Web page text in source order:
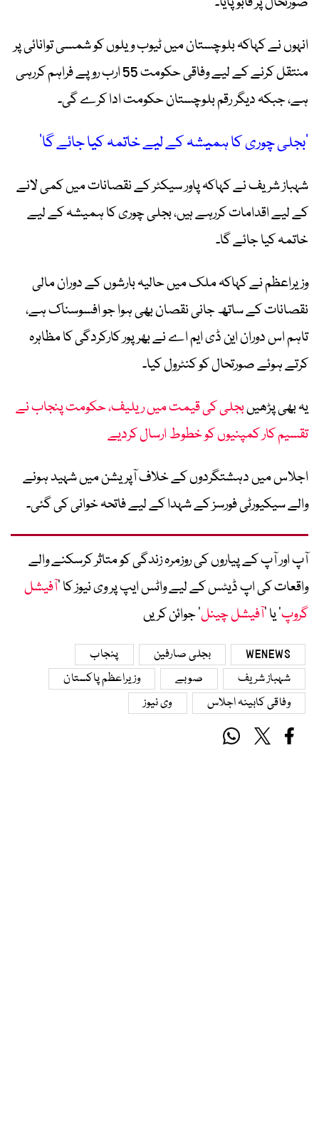
انہوں نے کہاکہ بلوچستان میں ٹیوب ویلوں کو شمسی توانائی پر
منتقل کرنے کے لیے وفاقی حکومت 55 ارب روپے فراہم کررہی
ہے، جبکہ دیگر رقم بلوچستان حکومت ادا کرے گی۔
’بجلی چوری کا ہمیشہ کے لیے خاتمہ کیا جائے گا‘
شہباز شریف نے کہاکہ پاور سیکٹر کے نقصانات میں کمی لانے
کے لیے اقدامات کررہے ہیں، بجلی چوری کا ہمیشہ کے لیے
خاتمہ کیا جائے گا۔
وزیراعظم نے کہاکہ ملک میں حالیہ بارشوں کے دوران مالی
نقصانات کے ساتھ جانی نقصان بھی ہوا جو افسوسناک ہے،
تاہم اس دوران این ڈی ایم اے نے بھرپور کارکردگی کا مظاہرہ
کرتے ہوئے صورتحال کو کنٹرول کیا۔
یہ بھی پڑھیںبجلی کی قیمت میں ریلیف، حکومت پنجاب نے
تقسیم کار کمپنیوں کو خطوط ارسال کردیے
اجلاس میں دہشتگردوں کے خلاف آپریشن میں شہید ہونے
والے سیکیورٹی فورسز کے شہدا کے لیے فاتحہ خوانی کی گئی۔
آپ اور آپ کے پیاروں کی روزمرہ زندگی کو متاثر کرسکنے والے
واقعات کی اپ ڈیٹس کے لیے واٹس ایپ پر وی نیوز کا ’آفیشل
گروپ‘ یا ’آفیشل چینل‘ جوائن کریں
WENEWS بجلی صارفین
پنجاب
شہباز شریف
صوبے
وزیراعظم پاکستان
وفاقی کابینہ اجلاس
وی نیوز